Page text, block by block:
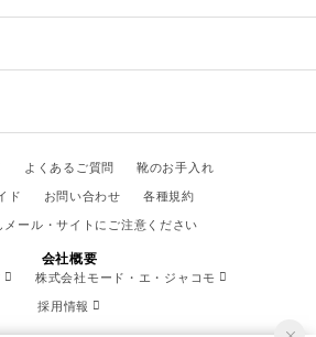
よくあるご質問
靴のお手入れ
ド
お問い合わせ
各種規約
メール・サイトにご注意ください
会社概要
株式会社モード・エ・ジャコモ
採用情報